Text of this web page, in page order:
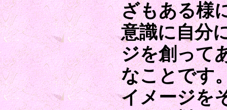
ざもある様
意識に自分
ジを創って
なことです
イメージを